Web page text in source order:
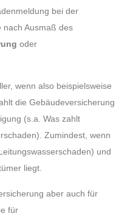
bei der
nach Ausmaß des
oder
wenn also beispielsweise
die Gebäudeversicherung
(s.a. Was zahlt
Zumindest, wenn
und
liegt.
aber auch für
für